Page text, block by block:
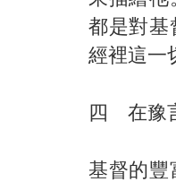
都是對基
經裡這一
四 在豫
基督的豐